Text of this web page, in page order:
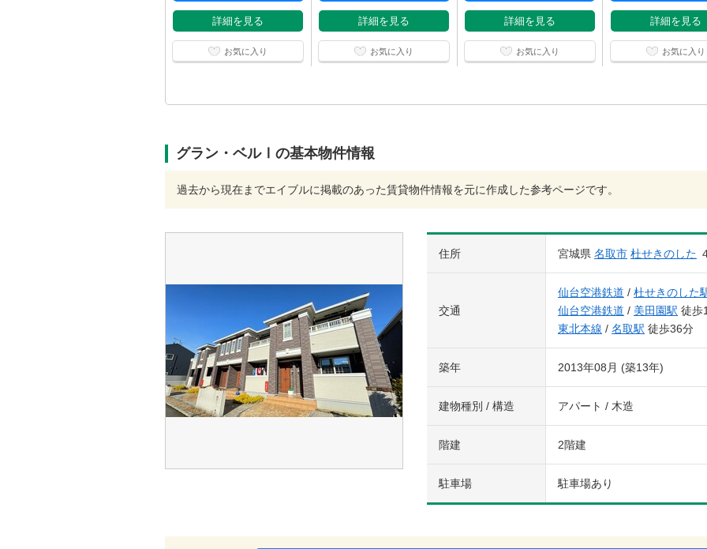
詳細を見る
お気に入り
詳細を見る
お気に入り
詳細を見る
お気に入り
詳細を見る
お気に入り
グラン・ベルⅠの基本物件情報
過去から現在までエイブルに掲載のあった賃貸物件情報を元に作成した参考ページです。
住所 宮城県 名取市 杜せきのした
交通
仙台空港鉄道 / 杜せきのした
仙台空港鉄道 / 美田園駅 徒歩
東北本線 / 名取駅 徒歩36分
築年 2013年08月 (築13年)
建物種別 / 構造 アパート / 木造
階建 2階建
駐車場 駐車場あり